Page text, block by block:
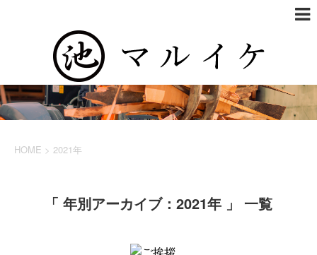
HOME > 2021年
「 年別アーカイブ：2021年 」 一覧